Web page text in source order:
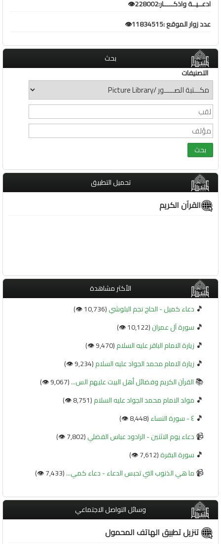
ادعــيــة واذكـــــار:228002👁️
عدد زوار الموقع :11834515👁️
بحث
التصنيفات
تحميل التطبيق
القرآن الكريم
الأكثر مشاهدة
🎵 دعاء كميل - الحاج نجم البلوشي(10,736 👁️)
🎵 سورة آل عمران(10,122 👁️)
🎵 زيارة الامام الباقر عليه السلام(9,470 👁️)
🎵 زيارة الامام محمد الجواد عليه السلام(9,234 👁️)
📚القرآن الكريم وفضائل أهل البيت عليهم الس...(9,067 👁️)
🎵 مولد الامام محمد الجواد عليه السلام(8,751 👁️)
🎵 ٤ - سورة النساء (8,448 👁️)
📹دعاء يوم الاثنين - الرادود عباس الفضلي(7,802 👁️)
🎵 سورة البقرة(7,612 👁️)
📹ما هي الذنوب التي تحبس الدعاء - دعاء كمي...(7,433 👁️)
وسائل التواصل الاجتماعي
تنزيل تطبيق الهاتف المحمول